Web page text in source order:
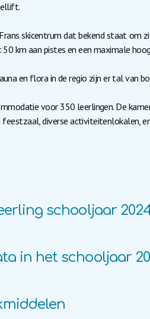
skicentrum dat bekend staat om
50 km aan pistes en een maximale
en flora in de regio zijn er tal van
voor 350 leerlingen. De
feestzaal, diverse activiteitenlokalen,
schooljaar
in het schooljaar